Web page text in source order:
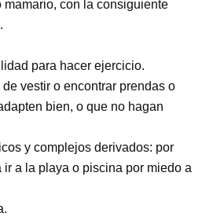
mamario, con la consiguiente
para hacer ejercicio.
vestir o encontrar prendas o
bien, o que no hagan
y complejos derivados: por
a la playa o piscina por miedo a